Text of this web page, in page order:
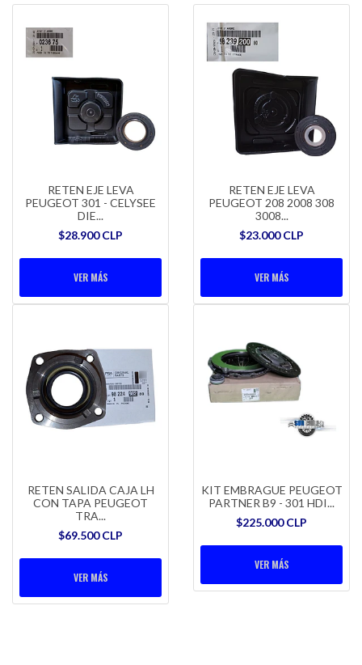
RETEN EJE LEVA
PEUGEOT 301 - CELYSEE
DIE...
$28.900 CLP
VER MÁS
RETEN EJE LEVA
PEUGEOT 208 2008 308
3008...
$23.000 CLP
VER MÁS
RETEN SALIDA CAJA LH
CON TAPA PEUGEOT
TRA...
$69.500 CLP
VER MÁS
KIT EMBRAGUE PEUGEOT
PARTNER B9 - 301 HDI...
$225.000 CLP
VER MÁS